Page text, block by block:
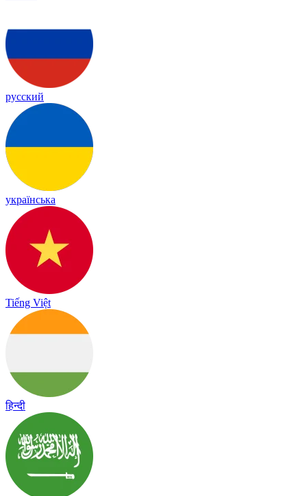
русский
українська
Tiếng Việt
हिन्दी